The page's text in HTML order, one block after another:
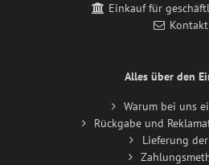
Einkauf für
Kontakt
Alles über den
Warum bei uns
Rückgabe und
Lieferung